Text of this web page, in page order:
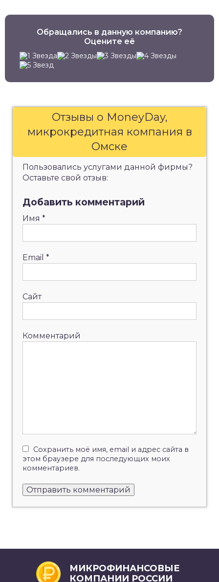
Обращались в данную компанию?
Оцените её
Отзывы о MoneyDay,
микрокредитная компания в
Омске
Пользовались услугами данной фирмы?
Оставьте свой отзыв:
Добавить комментарий
Имя *
Email *
Сайт
Комментарий
Сохранить моё имя, email и адрес сайта в
этом браузере для последующих моих
комментариев.
МИКРОФИНАНСОВЫЕ
КОМПАНИИ РОССИИ